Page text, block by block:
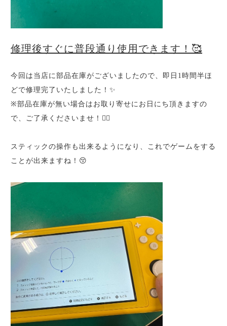
修理後すぐに普段通り使用できます！🥰
今回は当店に部品在庫がございましたので、即日1時間半ほ
どで修理完了いたしました！✨
※部品在庫が無い場合はお取り寄せにお日にち頂きますの
で、ご了承くださいませ！🙇‍♀️
スティックの操作も出来るようになり、これでゲームをする
ことが出来ますね！😚